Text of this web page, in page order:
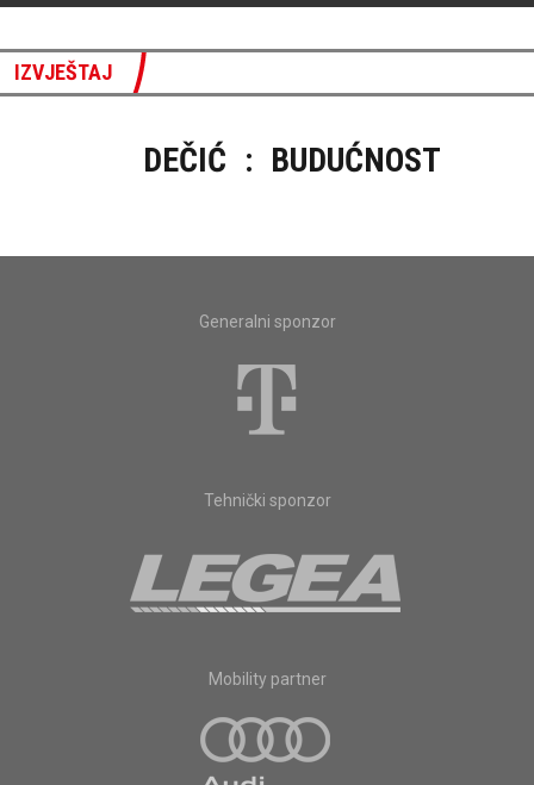
IZVJEŠTAJ
DEČIĆ : BUDUĆNOST
Generalni sponzor
Tehnički sponzor
Mobility partner